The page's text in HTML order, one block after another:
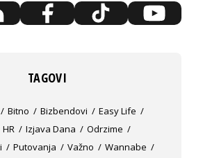
TAGOVI
Bitno Bizbendovi
Easy Life
HR Izjava Dana
Odrzime
Putovanja Važno
Wannabe